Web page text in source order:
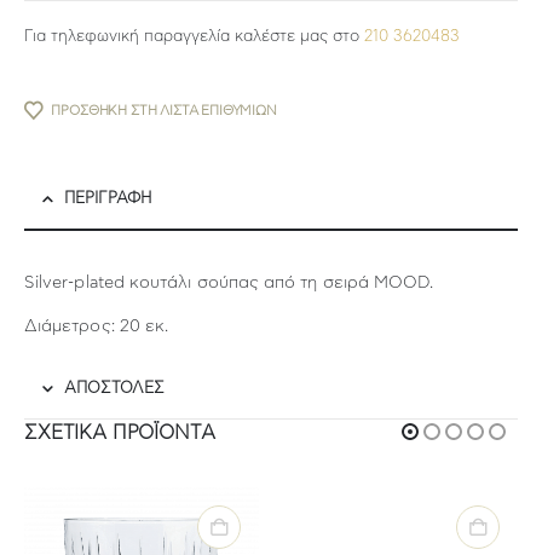
Για τηλεφωνική παραγγελία καλέστε μας στο 210 3620483
ΠΡΟΣΘΉΚΗ ΣΤΗ ΛΊΣΤΑ ΕΠΙΘΥΜΙΏΝ
ΠΕΡΙΓΡΑΦΉ
Silver-plated κουτάλι σούπας από τη σειρά MOOD.
Διάμετρος: 20 εκ.
ΑΠΟΣΤΟΛΕΣ
ΣΧΕΤΙΚΆ ΠΡΟΪΌΝΤΑ